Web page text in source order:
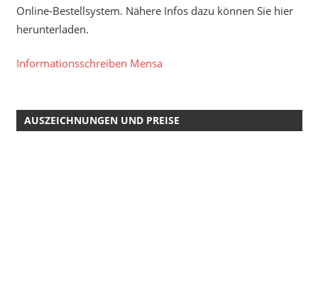
Online-Bestellsystem. Nähere Infos dazu können Sie hier
herunterladen.
Informationsschreiben Mensa
AUSZEICHNUNGEN UND PREISE